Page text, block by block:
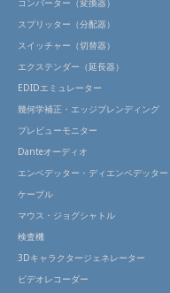
コンバーター（変換器）
スプリッター（分配器）
スイッチャー（切替器）
エクステンダー（延長器）
EDIDエミュレーター
幾何学補正・エッジブレンディング
プレビューモニター
Danteオーディオ
エンベデッター・ディエンベデッター
ケーブル
マウス・ジョグシャトル
検査機
3Dキャラクタージェネレーター
ビデオレコーダー